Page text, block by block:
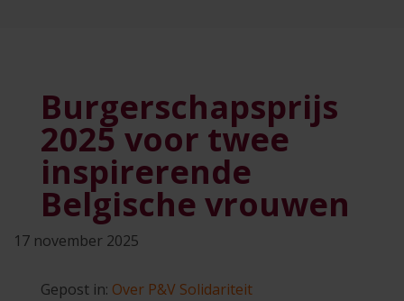
Burgerschapsprijs
2025 voor twee
inspirerende
Belgische vrouwen
17 november 2025
Gepost in: Over P&V Solidariteit